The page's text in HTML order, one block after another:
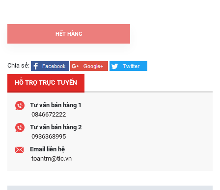
HẾT HÀNG
Chia sẻ:
HỖ TRỢ TRỰC TUYẾN
Tư vấn bán hàng 1
0846672222
Tư vấn bán hàng 2
0936368995
Email liên hệ
toantm@tic.vn